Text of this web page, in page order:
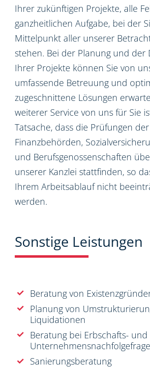
Ihrer zukünftigen Projekte, alle
ganzheitlichen Aufgabe, bei der
Mittelpunkt aller unserer
stehen. Bei der Planung und
Ihrer Projekte können Sie von
umfassende Betreuung und
zugeschnittene Lösungen
weiterer Service von uns für Sie
Tatsache, dass die Prüfungen der
Finanzbehörden,
und Berufsgenossenschaften
unserer Kanzlei stattfinden, so
Ihrem Arbeitsablauf nicht
werden.
Sonstige Leistungen
Beratung von
Planung von
Liquidationen
Beratung bei Erbschafts- und
Sanierungsberatung